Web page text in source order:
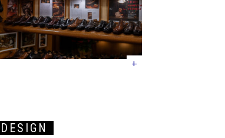
+
DESIGN